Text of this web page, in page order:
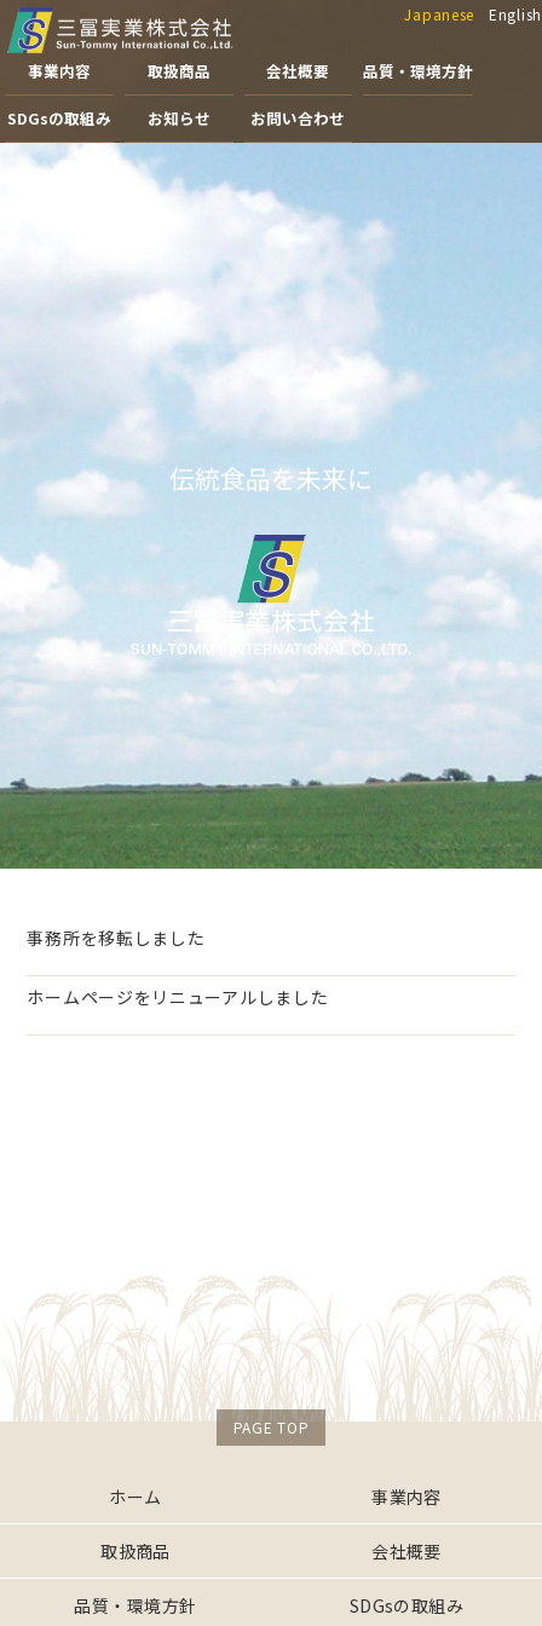
Japanese English
事業内容 取扱商品 会社概要 品質・環境方針
SDGsの取組み お知らせ お問い合わせ
伝統食品を未来に
事務所を移転しました
ホームページをリニューアルしました
PAGE TOP
ホーム 事業内容
取扱商品 会社概要
品質・環境方針 SDGsの取組み